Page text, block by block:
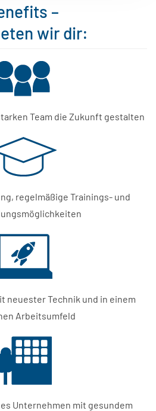
–
wir dir:
Team die Zukunft gestalten
regelmäßige Trainings- und
neuester Technik und in einem
Arbeitsumfeld
Unternehmen mit gesundem